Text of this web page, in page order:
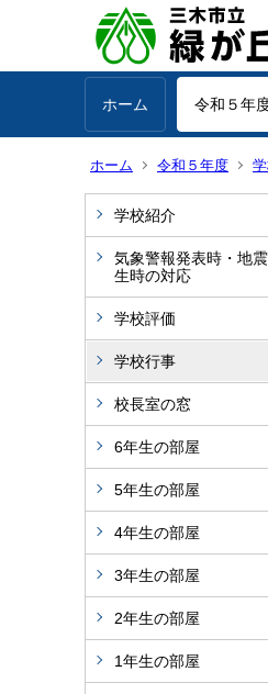
ホーム 令和５年
ホーム 令和５年度
学校紹介
気象警報発表時・地
生時の対応
学校評価
学校行事
校長室の窓
6年生の部屋
5年生の部屋
4年生の部屋
3年生の部屋
2年生の部屋
1年生の部屋